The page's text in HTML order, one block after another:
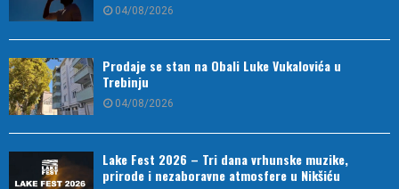
04/08/2026
Prodaje se stan na Obali Luke Vukalovića u
Trebinju
04/08/2026
Lake Fest 2026 – Tri dana vrhunske muzike,
prirode i nezaboravne atmosfere u Nikšiću